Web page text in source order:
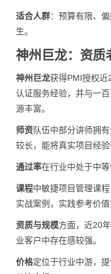
适合人群：预算有限、
生。
神州巨龙：资质
神州巨龙获得PMI授权近
认证服务经验，并与一
源丰富。
师资队伍中部分讲师拥
较长，能将真实项目经验
通过率在行业中处于中
课程中敏捷项目管理课
实战案例，实践参考价值
资质与规模方面，近20
业客户中存在感较强。
价格定位于行业中游，